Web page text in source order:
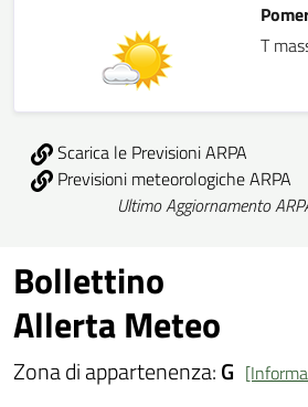
T
Scarica le Previsioni ARPA
Previsioni meteorologiche ARPA
Ultimo Aggiornamento
Bollettino
Allerta Meteo
Zona di appartenenza:G